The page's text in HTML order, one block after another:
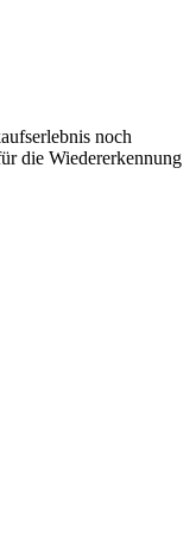
noch
die Wiedererkennung